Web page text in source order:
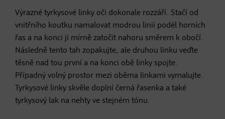
Výrazné tyrkysové linky oči dokonale rozzáří. Stačí od
vnitřního koutku namalovat modrou linii podél horních
řas a na konci ji mírně zatočit nahoru směrem k obočí.
Následně tento tah zopakujte, ale druhou linku veďte
těsně nad tou první a na konci obě linky spojte.
Případný volný prostor mezi oběma linkami vymalujte.
Tyrkysové linky skvěle doplní černá řasenka a také
tyrkysový lak na nehty ve stejném tónu.